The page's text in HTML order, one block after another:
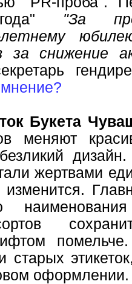
"За
летнему
за снижение
Букета
меняют
жертвами
изменится.
старых